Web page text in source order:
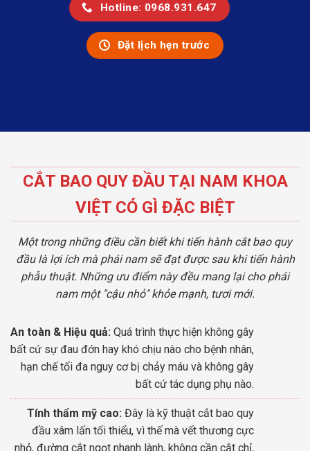
Hotline: 0968.931.647
Đặt lịch hẹn trước
CẮT BAO QUY ĐẦU TẠI NAM KHOA
VIỆT CÓ GÌ ĐẶC BIỆT
Một trong những điều cần biết khi tiến hành cắt bao quy
đầu là lợi ích mà phái nam sẽ đạt được sau khi tiến hành
phẫu thuật. Những ưu điểm này đều mang lại cho phái
nam một "cậu nhỏ" khỏe mạnh, tươi mới.
An toàn & Hiệu quả: Quá trình thực hiện không gây
bất cứ sự đau đớn hay khó chịu nào cho bệnh nhân,
hạn chế tối đa nguy cơ bị chảy máu và không gây
bất cứ tác dụng phụ nào.
Tính thẩm mỹ cao: Đây là kỹ thuật cắt bao quy
đầu xâm lấn tối thiểu, vì thế mà vết thương cực
nhỏ, đường cắt ngọt nhanh lành, không cần cắt chỉ,